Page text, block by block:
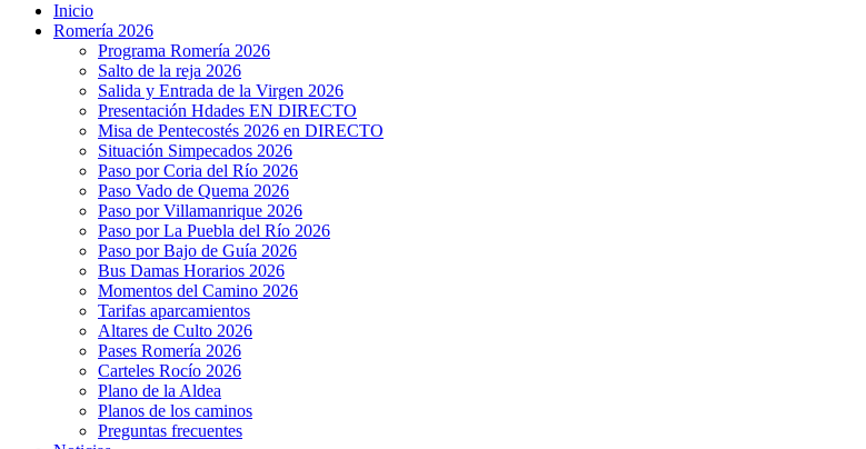
Inicio
Romería 2026
Programa Romería 2026
Salto de la reja 2026
Salida y Entrada de la Virgen 2026
Presentación Hdades EN DIRECTO
Misa de Pentecostés 2026 en DIRECTO
Situación Simpecados 2026
Paso por Coria del Río 2026
Paso Vado de Quema 2026
Paso por Villamanrique 2026
Paso por La Puebla del Río 2026
Paso por Bajo de Guía 2026
Bus Damas Horarios 2026
Momentos del Camino 2026
Tarifas aparcamientos
Altares de Culto 2026
Pases Romería 2026
Carteles Rocío 2026
Plano de la Aldea
Planos de los caminos
Preguntas frecuentes